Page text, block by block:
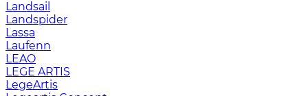
Landsail
Landspider
Lassa
Laufenn
LEAO
LEGE ARTIS
LegeArtis